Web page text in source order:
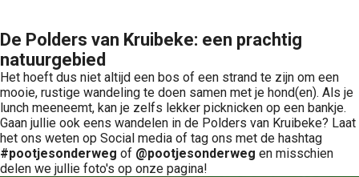
De Polders van Kruibeke: een prachtig
natuurgebied
Het hoeft dus niet altijd een bos of een strand te zijn om een
mooie, rustige wandeling te doen samen met je hond(en). Als je
lunch meeneemt, kan je zelfs lekker picknicken op een bankje.
Gaan jullie ook eens wandelen in de Polders van Kruibeke? Laat
het ons weten op Social media of tag ons met de hashtag
#pootjesonderweg of @pootjesonderweg en misschien
delen we jullie foto's op onze pagina!